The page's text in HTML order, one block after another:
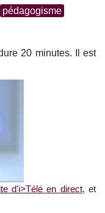
pédagogisme
20 minutes. Il est
d'i>Télé en direct, et